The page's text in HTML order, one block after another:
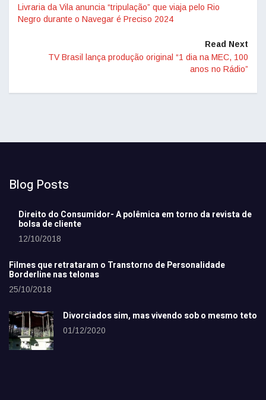
Livraria da Vila anuncia “tripulação” que viaja pelo Rio
Negro durante o Navegar é Preciso 2024
Read Next
TV Brasil lança produção original “1 dia na MEC, 100
anos no Rádio”
Blog Posts
Direito do Consumidor- A polêmica em torno da revista de
bolsa de cliente
12/10/2018
Filmes que retrataram o Transtorno de Personalidade
Borderline nas telonas
25/10/2018
Divorciados sim, mas vivendo sob o mesmo teto
01/12/2020